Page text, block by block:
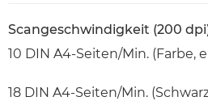
Scangeschwindigkeit (200
10 DIN A4-Seiten/Min. (Farbe,
18 DIN A4-Seiten/Min.